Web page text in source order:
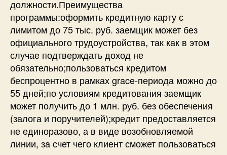
должности.Преимущества
программы:оформить кредитную карту с
лимитом до 75 тыс. руб. заемщик может без
официального трудоустройства, так как в этом
случае подтверждать доход не
обязательно;пользоваться кредитом
беспроцентно в рамках grace-периода можно до
55 дней;по условиям кредитования заемщик
может получить до 1 млн. руб. без обеспечения
(залога и поручителей);кредит предоставляется
не единоразово, а в виде возобновляемой
линии, за счет чего клиент сможет пользоваться